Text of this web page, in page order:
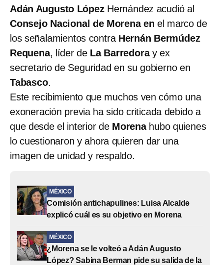
Adán Augusto López Hernández acudió al
Consejo Nacional de Morena en el marco de
los señalamientos contra Hernán Bermúdez
Requena, líder de La Barredoray ex
secretario de Seguridad en su gobierno en
Tabasco.
Este recibimiento que muchos ven cómo una
exoneración previa ha sido criticada debido a
que desde el interior de Morena hubo quienes
lo cuestionaron y ahora quieren dar una
imagen de unidad y respaldo.
MÉXICO
Comisión antichapulines: Luisa Alcalde
explicó cuál es su objetivo en Morena
MÉXICO
¿Morena se le volteó a Adán Augusto
López? Sabina Berman pide su salida de la